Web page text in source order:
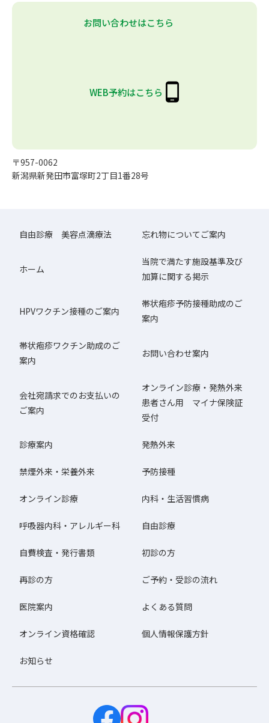
お問い合わせはこちら
WEB予約はこちら
〒957-0062
新潟県新発田市富塚町2丁目1番28号
自由診療 美容点滴療法 忘れ物についてご案内
ホーム
当院で満たす施設基準及び
加算に関する掲示
HPVワクチン接種のご案内
帯状疱疹予防接種助成のご
案内
帯状疱疹ワクチン助成のご
案内
お問い合わせ案内
会社宛請求でのお支払いの
ご案内
オンライン診療・発熱外来
患者さん用 マイナ保険証
受付
診療案内 発熱外来
禁煙外来・栄養外来 予防接種
オンライン診療 内科・生活習慣病
呼吸器内科・アレルギー科 自由診療
自費検査・発行書類 初診の方
再診の方 ご予約・受診の流れ
医院案内 よくある質問
オンライン資格確認 個人情報保護方針
お知らせ